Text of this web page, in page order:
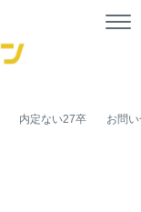
内定ない27卒 お問